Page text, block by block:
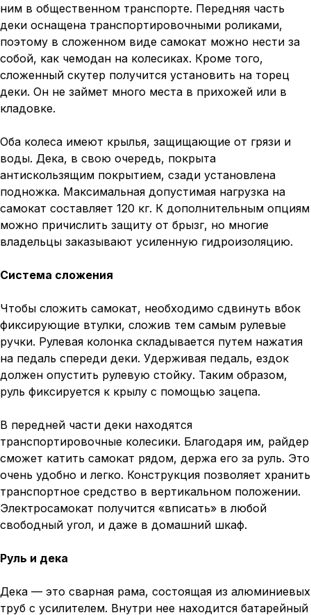
ним в общественном транспорте. Передняя часть
деки оснащена транспортировочными роликами,
поэтому в сложенном виде самокат можно нести за
собой, как чемодан на колесиках. Кроме того,
сложенный скутер получится установить на торец
деки. Он не займет много места в прихожей или в
кладовке.
Оба колеса имеют крылья, защищающие от грязи и
воды. Дека, в свою очередь, покрыта
антискользящим покрытием, сзади установлена
подножка. Максимальная допустимая нагрузка на
самокат составляет 120 кг. К дополнительным опциям
можно причислить защиту от брызг, но многие
владельцы заказывают усиленную гидроизоляцию.
Система сложения
Чтобы сложить самокат, необходимо сдвинуть вбок
фиксирующие втулки, сложив тем самым рулевые
ручки. Рулевая колонка складывается путем нажатия
на педаль спереди деки. Удерживая педаль, ездок
должен опустить рулевую стойку. Таким образом,
руль фиксируется к крылу с помощью зацепа.
В передней части деки находятся
транспортировочные колесики. Благодаря им, райдер
сможет катить самокат рядом, держа его за руль. Это
очень удобно и легко. Конструкция позволяет хранить
транспортное средство в вертикальном положении.
Электросамокат получится «вписать» в любой
свободный угол, и даже в домашний шкаф.
Руль и дека
Дека — это сварная рама, состоящая из алюминиевых
труб с усилителем. Внутри нее находится батарейный